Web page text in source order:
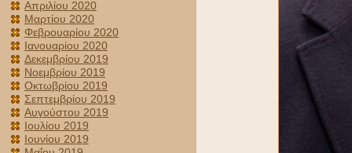
Απριλίου 2020
Μαρτίου 2020
Φεβρουαρίου 2020
Ιανουαρίου 2020
Δεκεμβρίου 2019
Νοεμβρίου 2019
Οκτωβρίου 2019
Σεπτεμβρίου 2019
Αυγούστου 2019
Ιουλίου 2019
Ιουνίου 2019